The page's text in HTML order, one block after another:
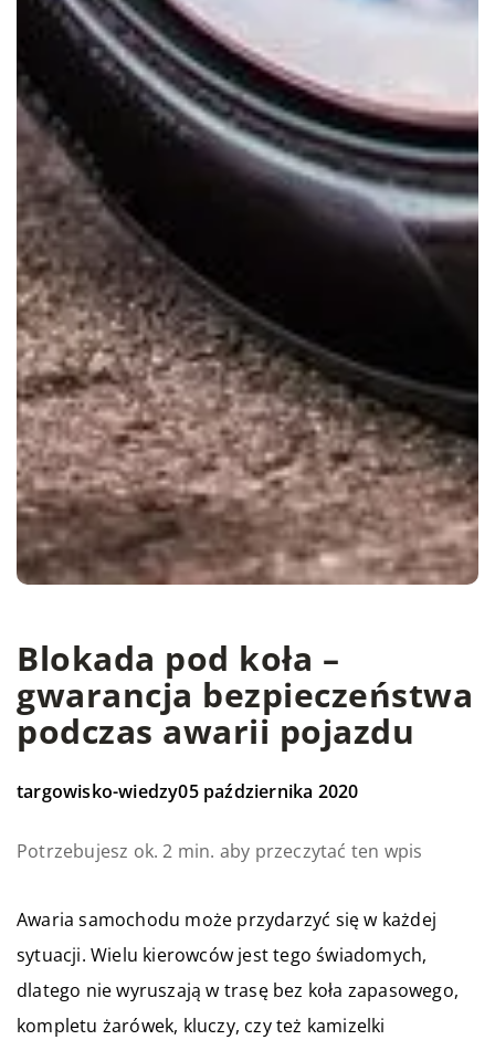
Blokada pod koła –
gwarancja bezpieczeństwa
podczas awarii pojazdu
targowisko-wiedzy05 października 2020
Potrzebujesz ok. 2 min. aby przeczytać ten wpis
Awaria samochodu może przydarzyć się w każdej
sytuacji. Wielu kierowców jest tego świadomych,
dlatego nie wyruszają w trasę bez koła zapasowego,
kompletu żarówek, kluczy, czy też kamizelki